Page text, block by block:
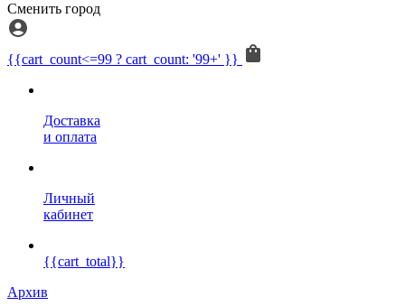
Сменить город
{{cart_count<=99 ? cart_count: '99+' }}
Доставка
и оплата
Личный
кабинет
{{cart_total}}
Архив